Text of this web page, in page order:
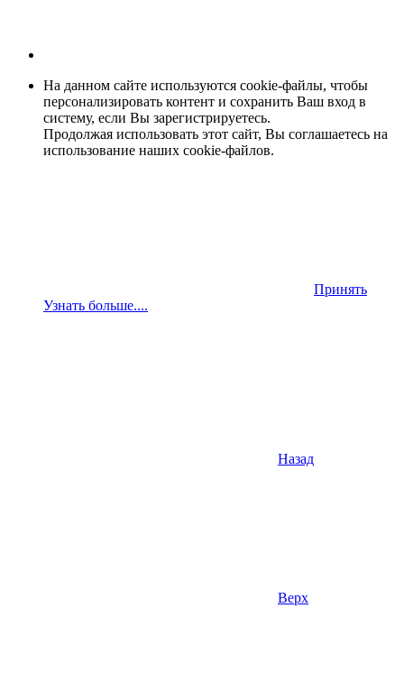
На данном сайте используются cookie-файлы, чтобы
персонализировать контент и сохранить Ваш вход в
систему, если Вы зарегистрируетесь.
Продолжая использовать этот сайт, Вы соглашаетесь на
использование наших cookie-файлов.
Принять
Узнать больше....
Назад
Верх